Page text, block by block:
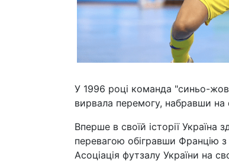
У 1996 році команда "синьо-
вирвала перемогу, набравши на
Вперше в своїй історії Україна
перевагою обігравши Францію
Асоціація футзалу України на